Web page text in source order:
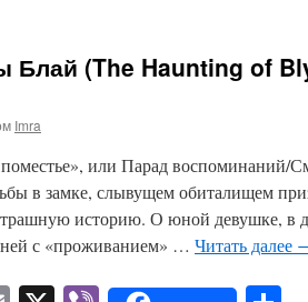
Блай (The Haunting of
Imra
или Парад воспоминаний/
в замке, слывущем обиталищем
историю. О юной девушке, в
с «проживанием» … Читать далее